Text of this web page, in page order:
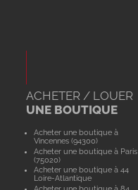
ACHETER / LOUER
UNE BOUTIQUE
Acheter une boutique à
Vincennes (94300)
Acheter une boutique à Paris
(75020)
Acheter une boutique à 44
Loire-Atlantique